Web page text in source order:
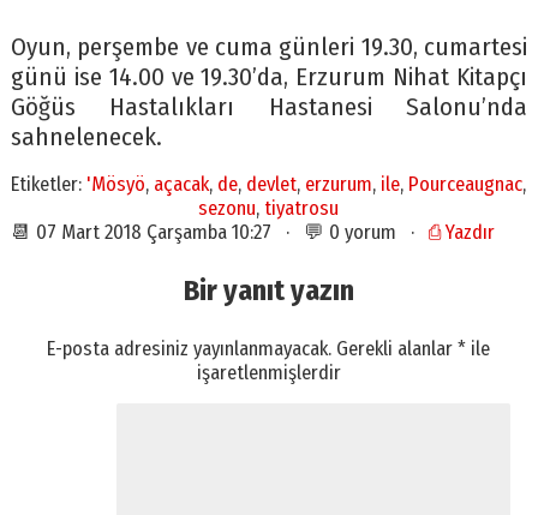
Oyun, perşembe ve cuma günleri 19.30, cumartesi
günü ise 14.00 ve 19.30’da, Erzurum Nihat Kitapçı
Göğüs Hastalıkları Hastanesi Salonu’nda
sahnelenecek.
Etiketler: 'Mösyö, açacak, de, devlet, erzurum, ile, Pourceaugnac,
sezonu, tiyatrosu
📆 07 Mart 2018 Çarşamba 10:27 · 💬 0 yorum · ⎙ Yazdır
Bir yanıt yazın
E-posta adresiniz yayınlanmayacak. Gerekli alanlar* ile
işaretlenmişlerdir